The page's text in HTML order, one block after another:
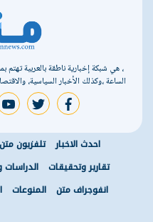
، هي شبكة إخبارية ناطقة بالعربية تهتم
الساعة ،وكذلك الأخبار السياسية،
facebook
twitter
احدث الاخبار تلفزيون متن
تقارير وتحقيقات
الدراسات
انفوجراف متن
المنوعات